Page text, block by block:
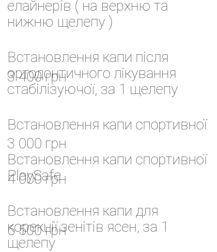
елайнерів ( на верхню та
нижню щелепу )
3 400 грн
Встановлення капи після
ортодонтичного лікування
стабілізуючої, за 1 щелепу
3 000 грн
Встановлення капи спортивної
4 000 грн
Встановлення капи спортивної
PlaySafe
6 500 грн
Встановлення капи для
корекції зенітів ясен, за 1
щелепу